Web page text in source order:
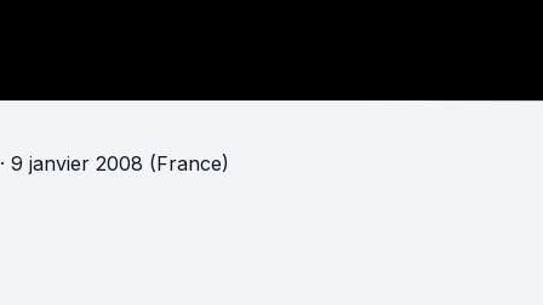
· 9 janvier 2008 (France)